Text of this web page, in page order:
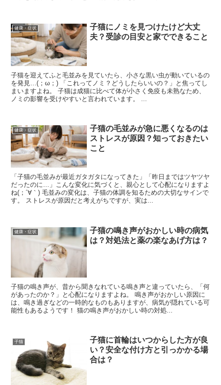
健康・症状
子猫にノミを見つけたけど大丈
夫？受診の目安と家でできること
子猫を迎えてふと毛並みを見ていたら、小さな黒い虫が動いているの
を発見…(；ω；) 「これってノミ？どうしたらいいの？」と焦ってし
まいますよね。 子猫は成猫に比べて体が小さく免疫も未熟なため、
ノミの影響を受けやすいと言われています。 ...
健康・症状
子猫の毛並みが急に悪くなるのは
ストレスが原因？知っておきたい
こと
「子猫の毛並みが最近ガタガタになってきた」「昨日まではツヤツヤ
だったのに…」こんな変化に気づくと、親心として心配になりますよ
ね(；´∀｀) 毛並みの変化は、子猫の体調を知るための大切なサインで
す。 ストレスが原因だと考えがちですが、実は...
健康・症状
子猫の鳴き声がおかしい時の病気
は？対処法と薬の楽なあげ方は？
子猫の鳴き声が、昔から聞きなれている鳴き声と違っていたら、「何
があったのか？」と心配になりますよね。 鳴き声がおかしい原因に
は、鳴き過ぎなどの一時的なものもありますが、病気が隠れている可
能性もあるようです！ 猫の鳴き声がおかしい時の対処...
子猫
子猫に首輪はいつからした方が良
い？安全な付け方と引っかかる場
合は？